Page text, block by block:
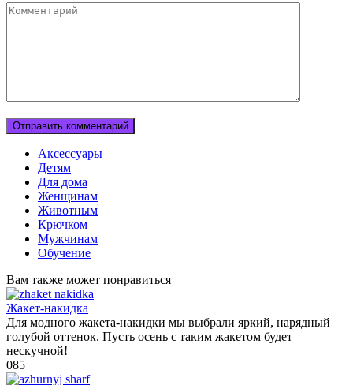
Комментарий
Аксессуары
Детям
Для дома
Женщинам
Животным
Крючком
Мужчинам
Обучение
Вам также может понравиться
Жакет-накидка
Для модного жакета-накидки мы выбрали яркий, нарядный
голубой оттенок. Пусть осень с таким жакетом будет
нескучной!
085